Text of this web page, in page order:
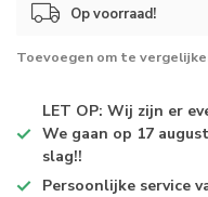
Op voorraad!
Toevoegen om te
LET OP: Wij zijn er
We gaan op 17
slag!!
Persoonlijke service